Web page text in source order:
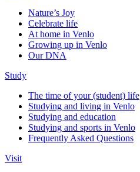
Nature’s Joy
Celebrate life
At home in Venlo
Growing up in Venlo
Our DNA
Study
The time of your (student) life
Studying and living in Venlo
Studying and education
Studying and sports in Venlo
Frequently Asked Questions
Visit